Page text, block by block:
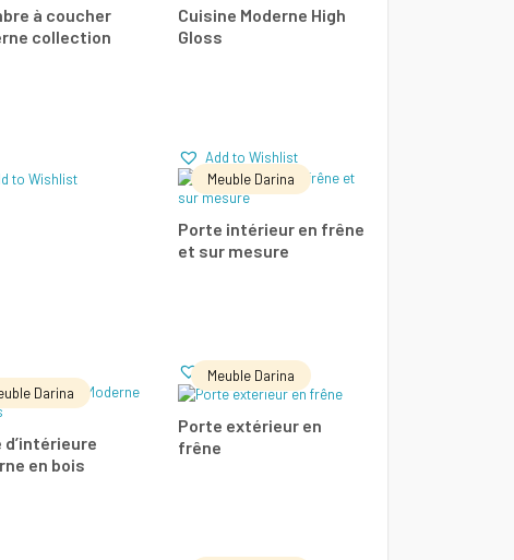
à coucher
collection
Add to Wishlist
to Wishlist
Cuisine Moderne High
Gloss
Add to Wishlist
Meuble Darina
Porte intérieur en frêne
et sur mesure
LIRE LA SUITE
Add to Wishlist
Add to Wishlist
Darina
d’intérieure
en bois
LA SUITE
Add to Wishlist
Meuble Darina
Porte extérieur en
frêne